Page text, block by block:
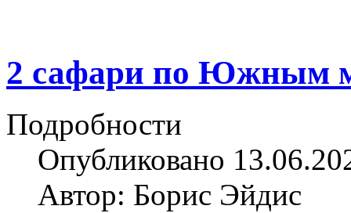
2 сафари по Южным
Подробности
Опубликовано
Автор: Борис Эйдис